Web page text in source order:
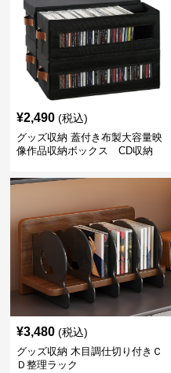
¥2,490 (税込)
グッズ収納 蓋付き布製大容量映
像作品収納ボックス CD収納
¥3,480 (税込)
グッズ収納 木目調仕切り付きＣ
Ｄ整理ラック